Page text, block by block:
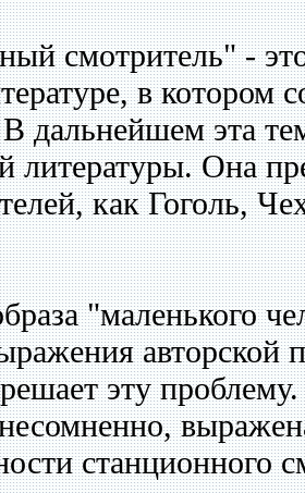
смотритель" -
в котором
дальнейшем эта
литературы. Она
как Гоголь,
"маленького
эту
станционного